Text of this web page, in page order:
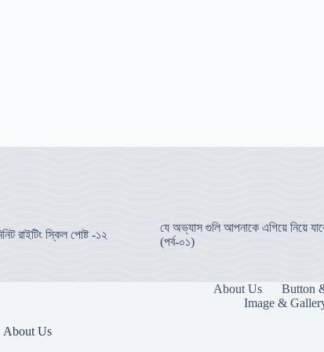
রাইটিং স্কিল পোষ্ট -১২
যে অভ্যাস গুলি আপনাকে এগিয়ে নিয়ে
(পর্ব-০১)
About Us Button
Image &
About Us